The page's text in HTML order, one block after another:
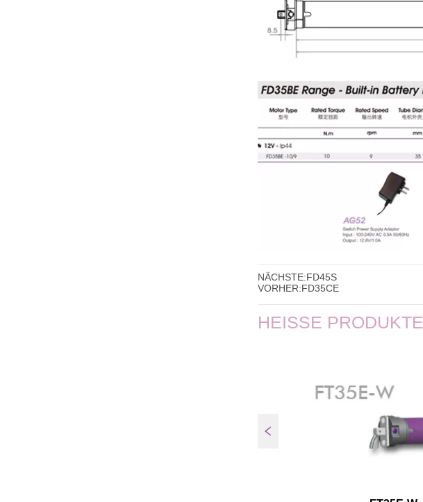
NÄCHSTE:FD45S
VORHER:FD35CE
HEISSE PRODUKTE